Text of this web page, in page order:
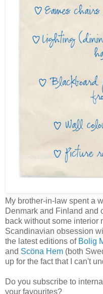
My brother-in-law spent a
Denmark and Finland and
back without some interior
Scandinavian obsession
the latest editions of Bolig
and Scöna Hem (both
up for the fact that I can't
Do you subscribe to
your favourites?